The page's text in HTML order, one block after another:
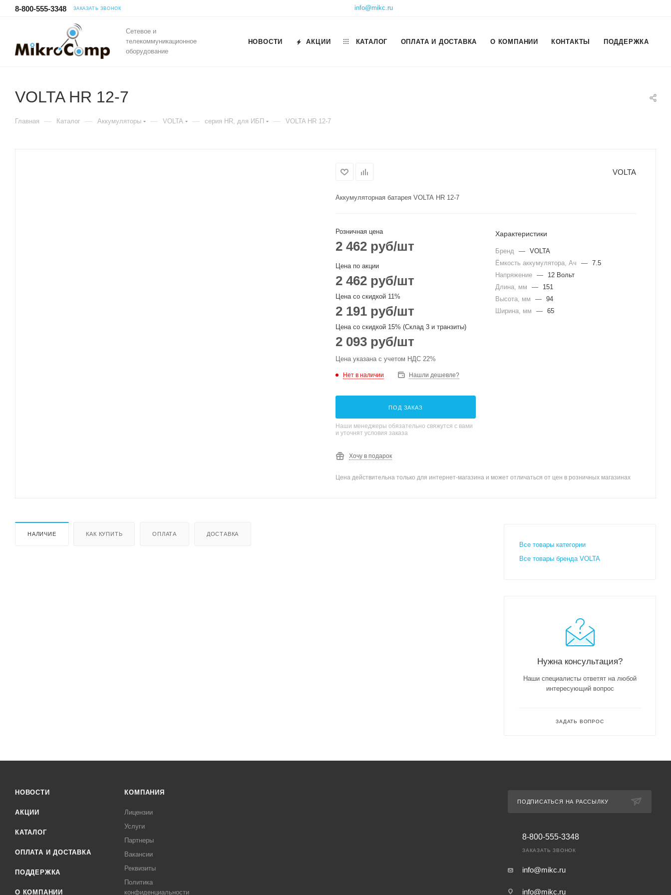
8-800-555-3348 ЗАКАЗАТЬ ЗВОНОК info@mikc.ru
Сетевое и
телекоммуникационное
оборудование
НОВОСТИ АКЦИИ КАТАЛОГ ОПЛАТА И ДОСТАВКА О КОМПАНИИ КОНТАКТЫ ПОДДЕРЖКА
VOLTA HR 12-7
Главная — Каталог — Аккумуляторы — VOLTA — серия HR, для ИБП — VOLTA HR 12-7
VOLTA
Аккумуляторная батарея VOLTA HR 12-7
Розничная цена
2 462 руб/шт
Цена по акции
2 462 руб/шт
Цена со скидкой 11%
2 191 руб/шт
Цена со скидкой 15% (Склад 3 и транзиты)
2 093 руб/шт
Цена указана с учетом НДС 22%
Нет в наличии Нашли дешевле?
ПОД ЗАКАЗ
Наши менеджеры обязательно свяжутся с вами
и уточнят условия заказа
Хочу в подарок
Характеристики
Бренд — VOLTA
Ёмкость аккумулятора, Ач
— 7.5
Напряжение —
12 Вольт
Длина, мм
—
151
Высота, мм
— 94
Ширина, мм
— 65
Цена действительна только для интернет-магазина и может отличаться от цен в розничных магазинах
НАЛИЧИЕ КАК КУПИТЬ ОПЛАТА ДОСТАВКА
Все товары категории
Все товары бренда VOLTA
Нужна консультация?
Наши специалисты ответят на любой
интересующий вопрос
ЗАДАТЬ ВОПРОС
НОВОСТИ
АКЦИИ
КАТАЛОГ
ОПЛАТА И ДОСТАВКА
ПОДДЕРЖКА
О КОМПАНИИ
КОМПАНИЯ
Лицензии
Услуги
Партнеры
Вакансии
Реквизиты
Политика
конфиденциальности
ПОДПИСАТЬСЯ НА РАССЫЛКУ
8-800-555-3348
ЗАКАЗАТЬ ЗВОНОК
info@mikc.ru
info@mikc.ru